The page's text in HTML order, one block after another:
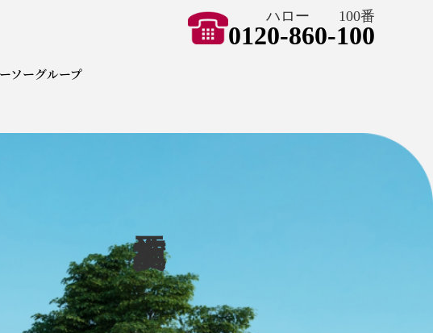
ション ハートペイント
ハロー 100番
0120-860-100
ソーグループ